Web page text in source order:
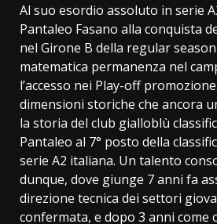
Al suo esordio assoluto in serie
Pantaleo Fasano alla conquista
nel Girone B della regular
matematica permanenza nel
l’accesso nei Play-off
dimensioni storiche che ancora
la storia del club gialloblù
Pantaleo al 7° posto della
serie A2 italiana. Un talento
dunque, dove giunge 7 anni fa
direzione tecnica dei settori
confermata, e dopo 3 anni come